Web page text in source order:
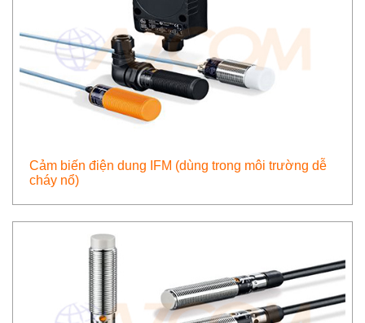
Cảm biến điện dung IFM (dùng trong môi trường dễ
cháy nổ)